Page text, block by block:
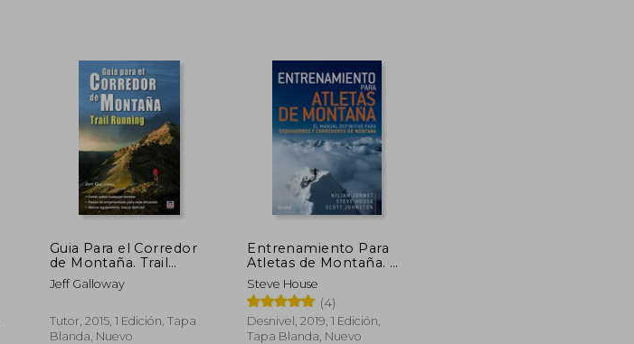
$ 29.33
Guia Para el Corredor
de Montaña. Trail
Running
Jeff Galloway
Tutor, 2015, 1 Edición, Tapa
Blanda, Nuevo
Entrenamiento Para
Atletas de Montaña. El
Manual Definitivo Para
Esquiiadores y
Corredores de
Montaña: El Manual
Definitivo Para
Steve House
(4)
Desnivel, 2019, 1 Edición,
Tapa Blanda, Nuevo